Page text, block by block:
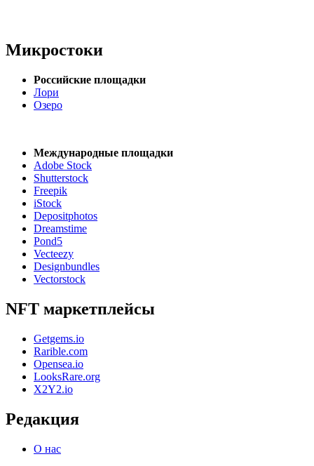
Микростоки
Российские площадки
Лори
Озеро
Международные площадки
Adobe Stock
Shutterstock
Freepik
iStock
Depositphotos
Dreamstime
Pond5
Vecteezy
Designbundles
Vectorstock
NFT маркетплейсы
Getgems.io
Rarible.com
Opensea.io
LooksRare.org
X2Y2.io
Редакция
О нас